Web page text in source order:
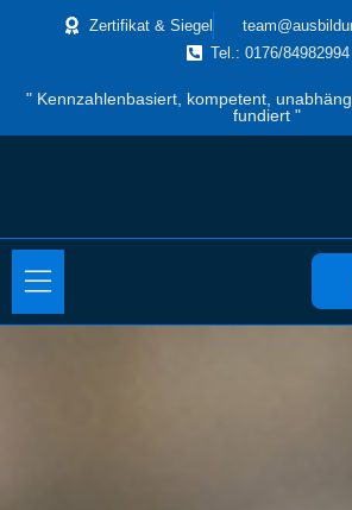
Zertifikat & Siegel
Tel.: 0176/84982994
" Kennzahlenbasiert, kompetent,
fundiert "